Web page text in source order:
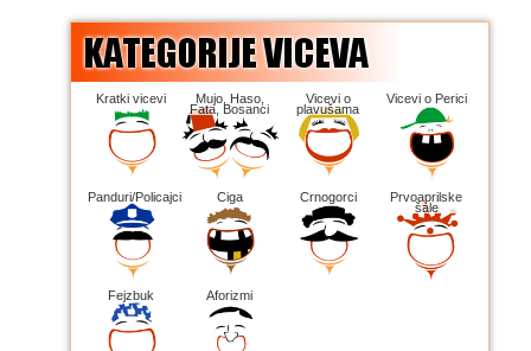
Kratki vicevi Mujo, Haso,
Fata, Bosanci
Vicevi o
plavušama
Vicevi o Perici
Panduri/Policajci Ciga Crnogorci Prvoaprilske
šale
Fejzbuk Aforizmi